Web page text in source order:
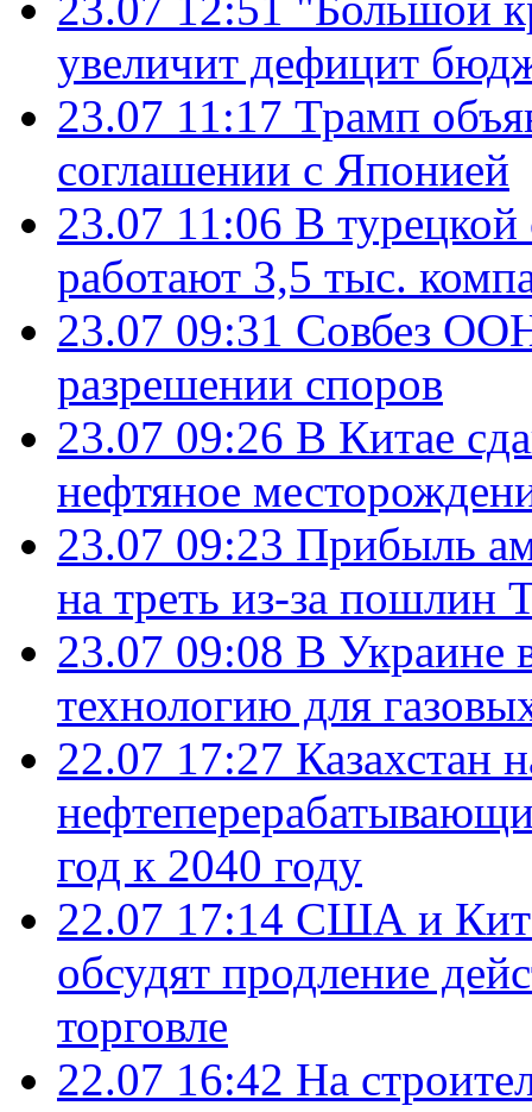
увеличит дефицит
23.07 11:17 Трамп
соглашении с Японией
23.07 11:06 В
работают 3,5 тыс.
23.07 09:31 Совбез
разрешении споров
23.07 09:26 В Китае
нефтяное
23.07 09:23 Прибыль
на треть из-за пошлин
23.07 09:08 В Украине
технологию для
22.07 17:27 Казахстан
год к 2040 году
22.07 17:14 США и
обсудят продление
торговле
22.07 16:42 На